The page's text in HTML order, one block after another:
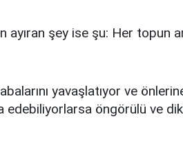
ayıran şey ise şu: Her topun
yavaşlatıyor ve
öngörülü ve